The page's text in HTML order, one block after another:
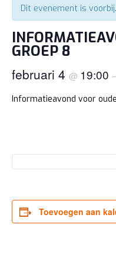
Dit evenement is voorbij.
GROEP 8
februari 4 @ 19:00 –
Informatieavond voor
Toevoegen aan